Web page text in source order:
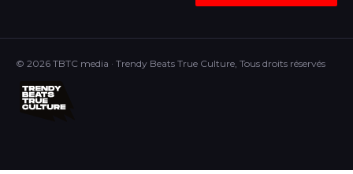
© 2026 TBTC media · Trendy Beats True Culture, Tous droits réservés